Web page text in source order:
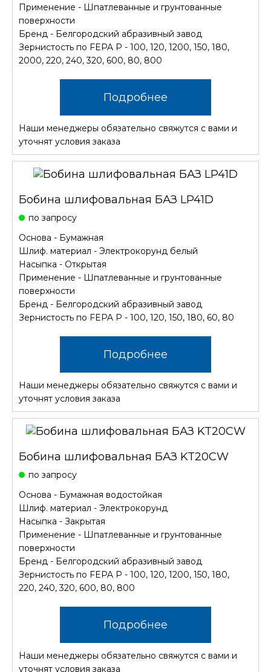
Применение - Шпатлеванные и грунтованные
поверхности
Бренд - Белгородский абразивный завод
Зернистость по FEPA P - 100, 120, 1200, 150, 180,
2000, 220, 240, 320, 600, 80, 800
Подробнее
Наши менеджеры обязательно свяжутся с вами и
уточнят условия заказа
Бобина шлифовальная БАЗ LP41D
по запросу
Основа - Бумажная
Шлиф. материал - Электрокорунд белый
Насыпка - Открытая
Применение - Шпатлеванные и грунтованные
поверхности
Бренд - Белгородский абразивный завод
Зернистость по FEPA P - 100, 120, 150, 180, 60, 80
Подробнее
Наши менеджеры обязательно свяжутся с вами и
уточнят условия заказа
Бобина шлифовальная БАЗ KT20CW
по запросу
Основа - Бумажная водостойкая
Шлиф. материал - Электрокорунд
Насыпка - Закрытая
Применение - Шпатлеванные и грунтованные
поверхности
Бренд - Белгородский абразивный завод
Зернистость по FEPA P - 100, 120, 1200, 150, 180,
220, 240, 320, 600, 80, 800
Подробнее
Наши менеджеры обязательно свяжутся с вами и
уточнят условия заказа